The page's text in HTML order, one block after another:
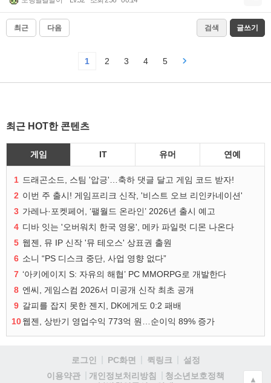
최근 다음 검색 글쓰기
1 2 3 4 5
최근 HOT한 콘텐츠
게임 IT 유머 연예
1 드래곤소드, 스팀 '압긍'…축하 댓글 달고 게임 코드 받자!
2 이번 주 출시! 게임프리크 신작, '비스트 오브 리인카네이션'
3 가레나·포켓페어, ‘팰월드 온라인’ 2026년 출시 예고
4 디바 잇는 '오버워치 한국 영웅', 메카 파일럿 디몬 나온다
5 웹젠, 뮤 IP 신작 '뮤 테오스' 상표권 출원
6 소니 “PS 디스크 중단, 사업 영향 없다”
7 ‘아키에이지 S: 자유의 해협’ PC MMORPG로 개발한다
8 엔씨, 게임스컴 2026서 미공개 신작 최초 공개
9 갈피를 잡지 못한 젠지, DK에게도 0:2 패배
10웹젠, 상반기 영업수익 773억 원…순이익 89% 증가
로그인 PC화면 퀵링크
설정
이용약관
개인정보처리방침
청소년보호정책
▲